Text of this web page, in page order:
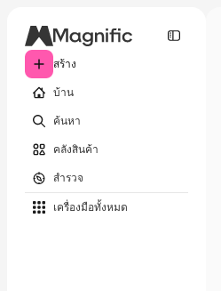
สร้าง
บ้าน
ค้นหา
คลังสินค้า
สำรวจ
เครื่องมือทั้งหมด